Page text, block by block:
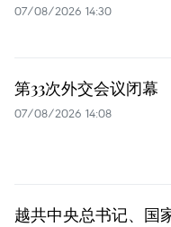
07/08/2026 14:30
第33次外交会议闭幕
07/08/2026 14:08
越共中央总书记、国